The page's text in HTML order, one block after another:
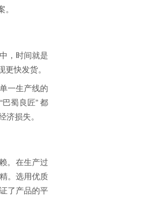
，时间就是
快发货。
一生产线的
蜀良匠” 都
损失。
。在生产过
。选用优质
了产品的平